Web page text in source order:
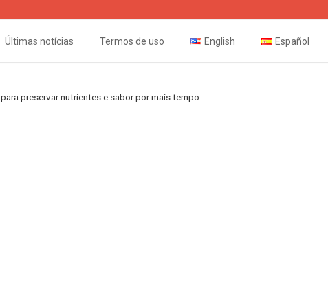
Últimas notícias Termos de uso English Español
preservar nutrientes e sabor por mais tempo